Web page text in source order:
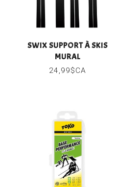
SWIX SUPPORT À SKIS
MURAL
24,99$CA